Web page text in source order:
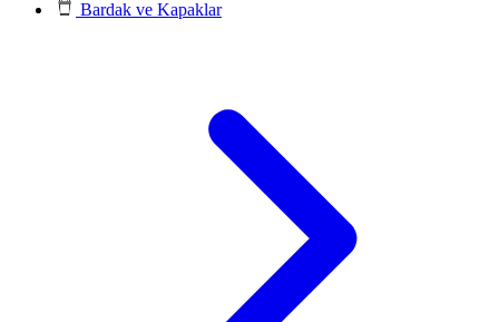
Bardak ve Kapaklar